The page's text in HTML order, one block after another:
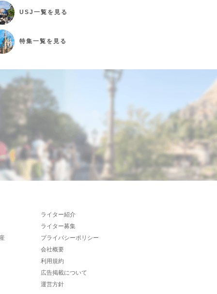
USJ 一覧を見る
特集一覧を見る
ライター紹介
ライター募集
プライバシーポリシー
会社概要
利用規約
広告掲載について
運営方針